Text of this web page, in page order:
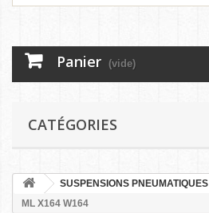
Panier (vide)
CATÉGORIES
SUSPENSIONS PNEUMATIQUES
ML X164 W164